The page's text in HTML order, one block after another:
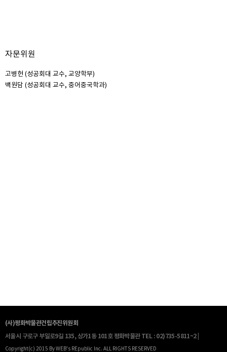
자문위원
고병헌 (성공회대 교수, 교양학부)
백원담 (성공회대 교수, 중어중국학과)
(사)평화박물관건립추진위원회
서울시 구로구 부일로9길 135, 상가1동 101호 평화박물관 TEL : 02)735-5811~2 |
Copyright(c) 2015 By WEB's REpublic Inc. ALL RIGHTS RESERVED.